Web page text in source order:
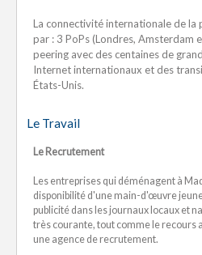
La connectivité internationale de la
par : 3 PoPs (Londres, Amsterdam
peering avec des centaines de
Internet internationaux et des
États-Unis.
Le Travail
Le Recrutement
Les entreprises qui déménagent à
disponibilité d'une main-d'œuvre
publicité dans les journaux locaux et
très courante, tout comme le recours
une agence de recrutement.